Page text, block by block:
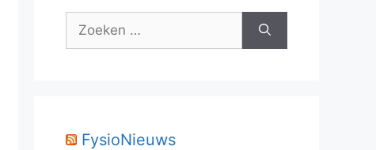
Zoek
FysioNieuws